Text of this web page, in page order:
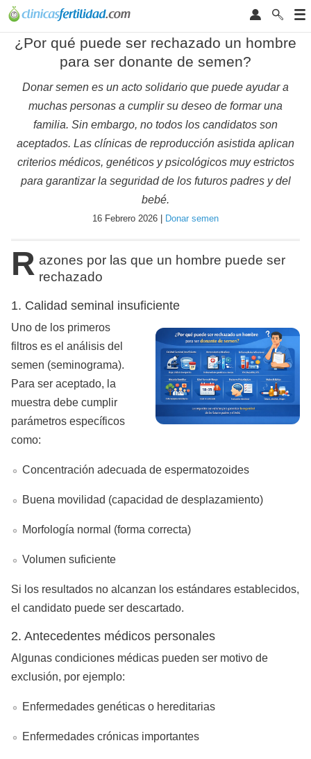
¿Por qué puede ser rechazado un hombre
para ser donante de semen?
Donar semen es un acto solidario que puede ayudar a
muchas personas a cumplir su deseo de formar una
familia. Sin embargo, no todos los candidatos son
aceptados. Las clínicas de reproducción asistida aplican
criterios médicos, genéticos y psicológicos muy estrictos
para garantizar la seguridad de los futuros padres y del
bebé.
16 Febrero 2026 | Donar semen
R azones por las que un hombre puede ser
rechazado
1. Calidad seminal insuficiente
Uno de los primeros
filtros es el análisis del
semen (seminograma).
Para ser aceptado, la
muestra debe cumplir
parámetros específicos
como:
Concentración adecuada de espermatozoides
Buena movilidad (capacidad de desplazamiento)
Morfología normal (forma correcta)
Volumen suficiente
Si los resultados no alcanzan los estándares establecidos,
el candidato puede ser descartado.
2. Antecedentes médicos personales
Algunas condiciones médicas pueden ser motivo de
exclusión, por ejemplo:
Enfermedades genéticas o hereditarias
Enfermedades crónicas importantes